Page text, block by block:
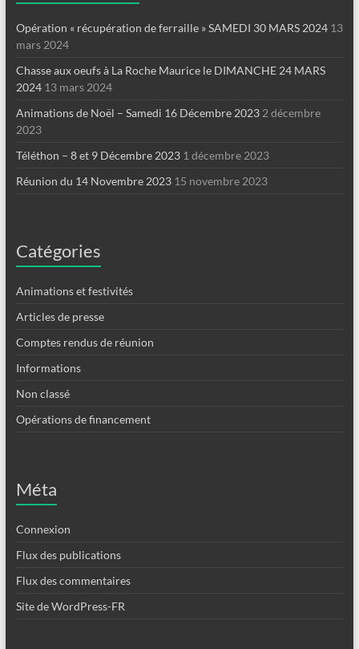
Opération « récupération de ferraille » SAMEDI 30 MARS 2024 13
mars 2024
Chasse aux oeufs à La Roche Maurice le DIMANCHE 24 MARS
2024 13 mars 2024
Animations de Noël – Samedi 16 Décembre 2023 2 décembre
2023
Téléthon – 8 et 9 Décembre 2023 1 décembre 2023
Réunion du 14 Novembre 2023 15 novembre 2023
Catégories
Animations et festivités
Articles de presse
Comptes rendus de réunion
Informations
Non classé
Opérations de financement
Méta
Connexion
Flux des publications
Flux des commentaires
Site de WordPress-FR